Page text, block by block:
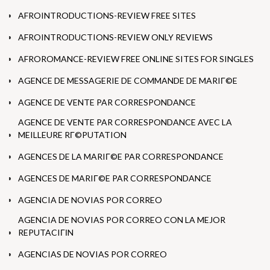
AFROINTRODUCTIONS-REVIEW FREE SITES
AFROINTRODUCTIONS-REVIEW ONLY REVIEWS
AFROROMANCE-REVIEW FREE ONLINE SITES FOR SINGLES
AGENCE DE MESSAGERIE DE COMMANDE DE MARIГ©E
AGENCE DE VENTE PAR CORRESPONDANCE
AGENCE DE VENTE PAR CORRESPONDANCE AVEC LA
MEILLEURE RГ©PUTATION
AGENCES DE LA MARIГ©E PAR CORRESPONDANCE
AGENCES DE MARIГ©E PAR CORRESPONDANCE
AGENCIA DE NOVIAS POR CORREO
AGENCIA DE NOVIAS POR CORREO CON LA MEJOR
REPUTACIГІN
AGENCIAS DE NOVIAS POR CORREO